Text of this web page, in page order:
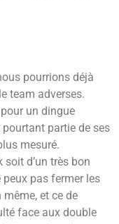
pourrions déjà
team adverses.
un dingue
partie de ses
mesuré.
soit d’un très bon
pas fermer les
et ce de
face aux double